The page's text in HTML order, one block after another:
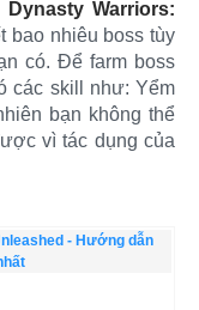
Dynasty Warriors:
bao nhiêu boss tùy
có. Để farm boss
các skill như: Yểm
bạn không thể
vì tác dụng của
- Hướng dẫn